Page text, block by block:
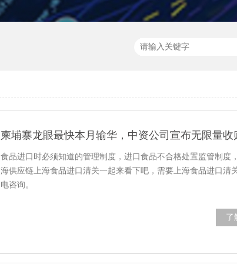
柬埔寨龙眼最快本月输华，中资公司宣布无限量收
食品进口时必须知道的管理制度，进口食品不合格处置监管制度
海供应链上海食品进口清关一起来看下吧，需要上海食品进口清
电咨询。
了